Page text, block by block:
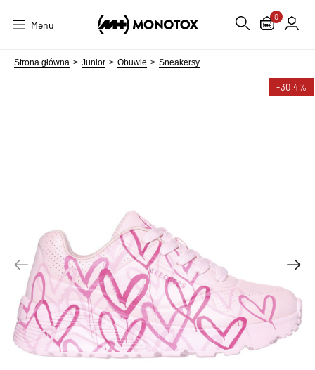
Menu
0
Strona główna Junior Obuwie Sneakersy
-30,4%